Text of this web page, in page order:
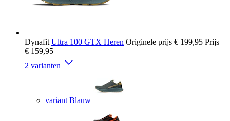
Dynafit Ultra 100 GTX Heren Originele prijs € 199,95 Prijs
€ 159,95
2 varianten
variant Blauw